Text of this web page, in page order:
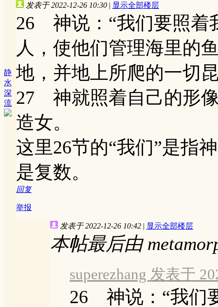
静
水
深
流
发表于 2022-12-26 10:30 | 显示全部楼层
26 神说：“我们要照着
人，使他们管理海里的
地，并地上所爬的一切
27 神就照着自己的形
造女。
这里26节的“我们”是指
是复数。
回复
举报
发表于 2022-12-26 10:42 | 显示全部楼层
本帖最后由
superezhang 发表于
26 神说：“我们